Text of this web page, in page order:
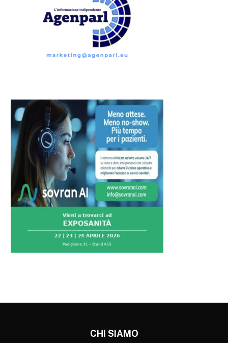
CHI SIAMO